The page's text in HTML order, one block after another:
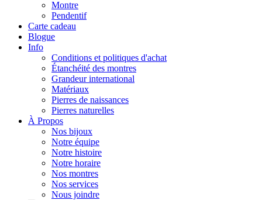
Montre
Pendentif
Carte cadeau
Blogue
Info
Conditions et politiques d'achat
Étanchéité des montres
Grandeur international
Matériaux
Pierres de naissances
Pierres naturelles
À Propos
Nos bijoux
Notre équipe
Notre histoire
Notre horaire
Nos montres
Nos services
Nous joindre